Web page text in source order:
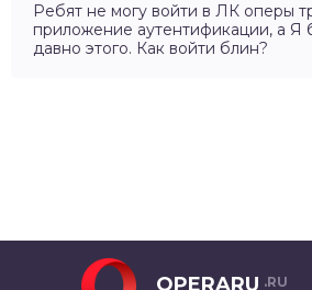
Ребят не могу войти в ЛК оперы
приложение аутентификации, а Я
давно этого. Как войти блин?
OPERARU .RU